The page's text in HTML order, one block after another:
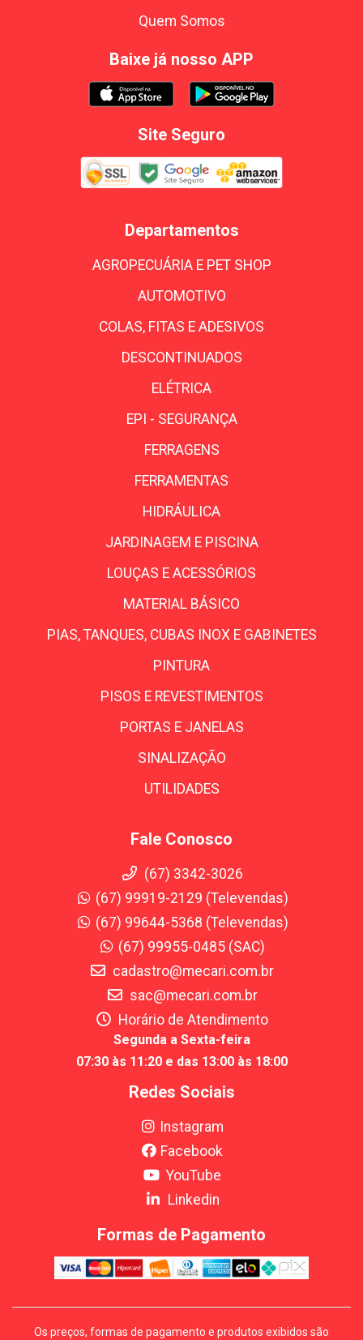
Quem Somos
Baixe já nosso APP
Site Seguro
Departamentos
AGROPECUÁRIA E PET SHOP
AUTOMOTIVO
COLAS, FITAS E ADESIVOS
DESCONTINUADOS
ELÉTRICA
EPI - SEGURANÇA
FERRAGENS
FERRAMENTAS
HIDRÁULICA
JARDINAGEM E PISCINA
LOUÇAS E ACESSÓRIOS
MATERIAL BÁSICO
PIAS, TANQUES, CUBAS INOX E GABINETES
PINTURA
PISOS E REVESTIMENTOS
PORTAS E JANELAS
SINALIZAÇÃO
UTILIDADES
Fale Conosco
(67) 3342-3026
(67) 99919-2129 (Televendas)
(67) 99644-5368 (Televendas)
(67) 99955-0485 (SAC)
cadastro@mecari.com.br
sac@mecari.com.br
Horário de Atendimento
Segunda a Sexta-feira
07:30 às 11:20 e das 13:00 às 18:00
Redes Sociais
Instagram
Facebook
YouTube
Linkedin
Formas de Pagamento
Os preços, formas de pagamento e produtos exibidos são